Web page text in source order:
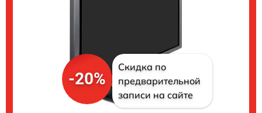
-20%
Скидка по
предварительной
записи на сайте